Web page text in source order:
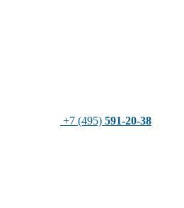
+7 (495) 591-20-38